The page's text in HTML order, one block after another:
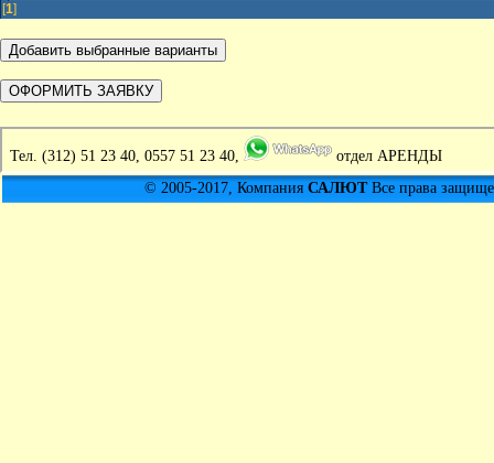
[1]
Тел. (312) 51 23 40, 0557 51 23 40,
отдел АРЕНДЫ
© 2005-2017, Компания САЛЮТВсе права